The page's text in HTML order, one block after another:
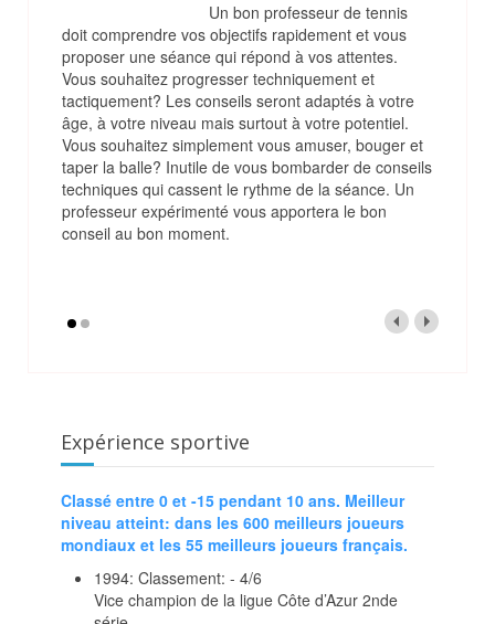
Un bon professeur de tennis
doit comprendre vos objectifs rapidement et vous
proposer une séance qui répond à vos attentes.
Vous souhaitez progresser techniquement et
tactiquement? Les conseils seront adaptés à votre
âge, à votre niveau mais surtout à votre potentiel.
Vous souhaitez simplement vous amuser, bouger et
taper la balle? Inutile de vous bombarder de conseils
techniques qui cassent le rythme de la séance. Un
professeur expérimenté vous apportera le bon
conseil au bon moment.
Expérience sportive
Classé entre 0 et -15 pendant 10 ans. Meilleur
niveau atteint: dans les 600 meilleurs joueurs
mondiaux et les 55 meilleurs joueurs français.
1994: Classement: - 4/6
Vice champion de la ligue Côte d’Azur 2nde